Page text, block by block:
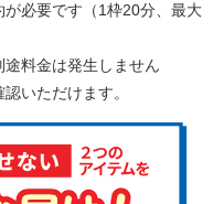
必要です（1枠20分、最大
料金は発生しません
いただけます。